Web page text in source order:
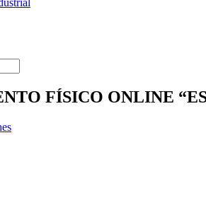
FÍSICO ONLINE